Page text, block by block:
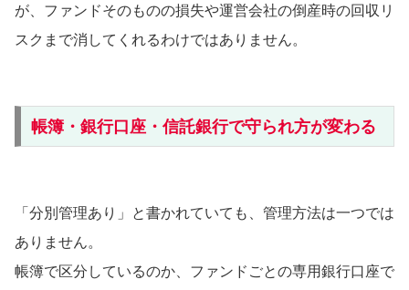
が、ファンドそのものの損失や運営会社の倒産時の回収リ
スクまで消してくれるわけではありません。
帳簿・銀行口座・信託銀行で守られ方が変わる
「分別管理あり」と書かれていても、管理方法は一つでは
ありません。
帳簿で区分しているのか、ファンドごとの専用銀行口座で